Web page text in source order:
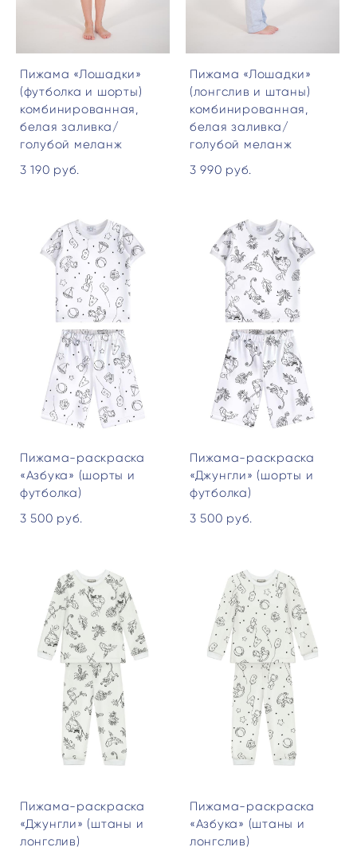
Пижама «Лошадки»
(футболка и шорты)
комбинированная,
белая заливка/
голубой меланж
3 190 pуб.
Пижама «Лошадки»
(лонгслив и штаны)
комбинированная,
белая заливка/
голубой меланж
3 990 pуб.
Пижама-раскраска
«Азбука» (шорты и
футболка)
3 500 pуб.
Пижама-раскраска
«Джунгли» (шорты и
футболка)
3 500 pуб.
Пижама-раскраска
«Джунгли» (штаны и
лонгслив)
Пижама-раскраска
«Азбука» (штаны и
лонгслив)